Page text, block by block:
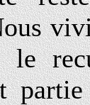
le